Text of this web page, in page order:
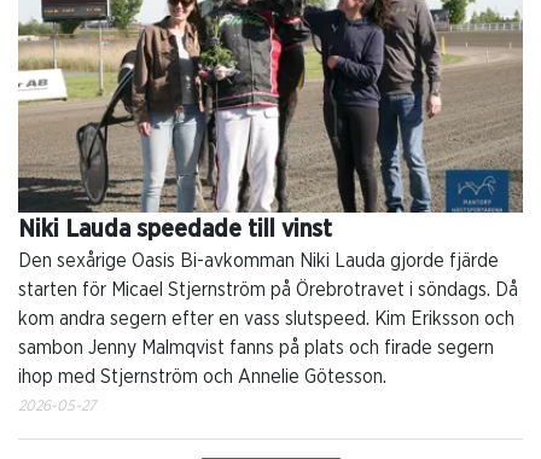
Niki Lauda speedade till vinst
Den sexårige Oasis Bi-avkomman Niki Lauda gjorde fjärde
starten för Micael Stjernström på Örebrotravet i söndags. Då
kom andra segern efter en vass slutspeed. Kim Eriksson och
sambon Jenny Malmqvist fanns på plats och firade segern
ihop med Stjernström och Annelie Götesson.
2026-05-27